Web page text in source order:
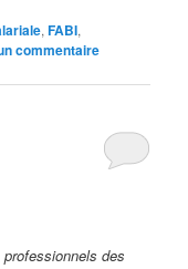
,FABI,
commentaire
des